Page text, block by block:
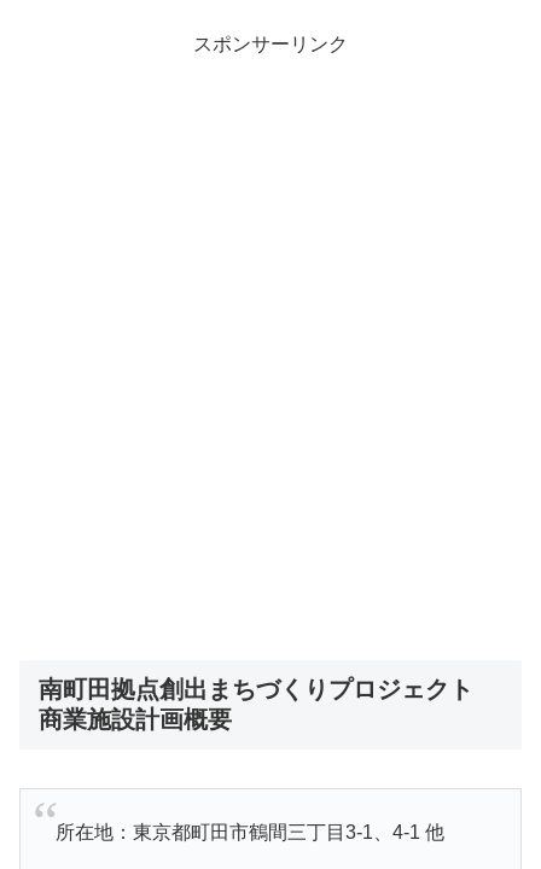
スポンサーリンク
南町田拠点創出まちづくりプロジェクト
商業施設計画概要
所在地：東京都町田市鶴間三丁目3-1、4-1 他